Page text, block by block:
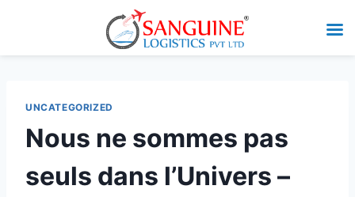
UNCATEGORIZED
Nous ne sommes pas
seuls dans l’Univers –